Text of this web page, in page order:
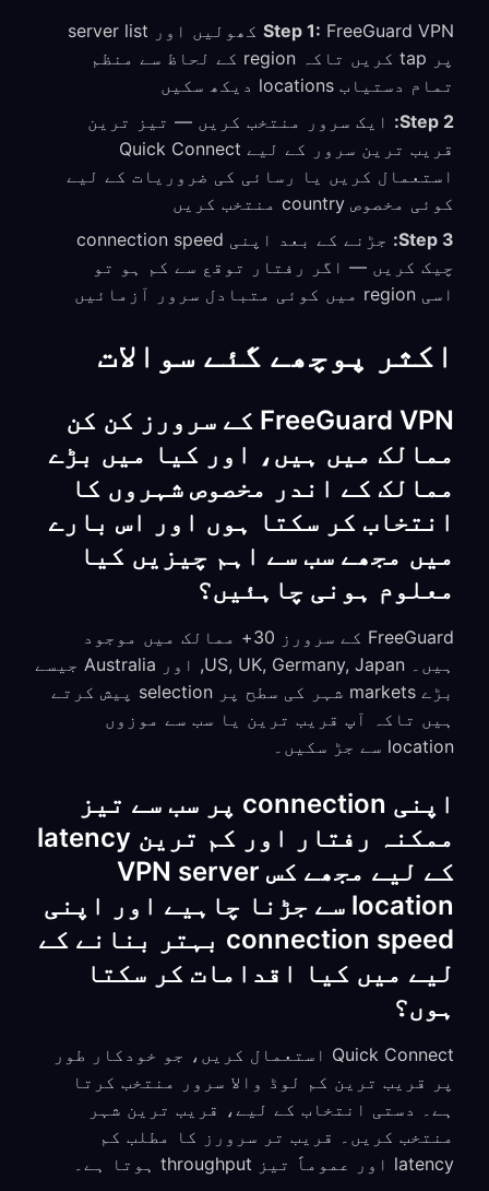
Step 1:
FreeGuard VPN کھولیں اور server list
پر tap کریں تاکہ region کے لحاظ سے منظم
تمام دستیاب locations دیکھ سکیں
Step 2:
ایک سرور منتخب کریں — تیز ترین
قریب ترین سرور کے لیے Quick Connect
استعمال کریں یا رسائی کی ضروریات کے لیے
کوئی مخصوص country منتخب کریں
Step 3:
جڑنے کے بعد اپنی connection speed
چیک کریں — اگر رفتار توقع سے کم ہو تو
اسی region میں کوئی متبادل سرور آزمائیں
اکثر پوچھے گئے سوالات
FreeGuard VPN کے سرورز کن کن
ممالک میں ہیں، اور کیا میں بڑے
ممالک کے اندر مخصوص شہروں کا
انتخاب کر سکتا ہوں اور اس بارے
میں مجھے سب سے اہم چیزیں کیا
معلوم ہونی چاہئیں؟
FreeGuard کے سرورز 30+ ممالک میں موجود
ہیں۔ US, UK, Germany, Japan, اور Australia جیسے
بڑے markets شہر کی سطح پر selection پیش کرتے
ہیں تاکہ آپ قریب ترین یا سب سے موزوں
location سے جڑ سکیں۔
اپنی connection پر سب سے تیز
ممکنہ رفتار اور کم ترین latency
کے لیے مجھے کس VPN server
location سے جڑنا چاہیے اور اپنی
connection speed بہتر بنانے کے
لیے میں کیا اقدامات کر سکتا
ہوں؟
Quick Connect استعمال کریں، جو خودکار طور
پر قریب ترین کم لوڈ والا سرور منتخب کرتا
ہے۔ دستی انتخاب کے لیے، قریب ترین شہر
منتخب کریں۔ قریب تر سرورز کا مطلب کم
latency اور عموماً تیز throughput ہوتا ہے۔